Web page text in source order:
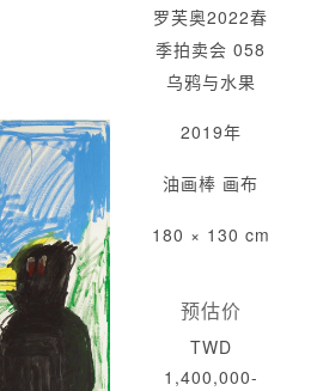
罗芙奥2022春
季拍卖会 058
乌鸦与水果
2019年
油画棒 画布
180 × 130 cm
预估价
TWD
1,400,000-